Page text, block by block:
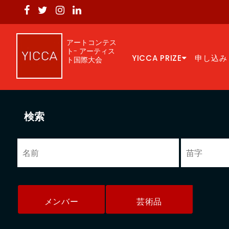
アートコンテス
ト- アーティス
ト国際大会
YICCA PRIZE 申し込み
検索
メンバー 芸術品